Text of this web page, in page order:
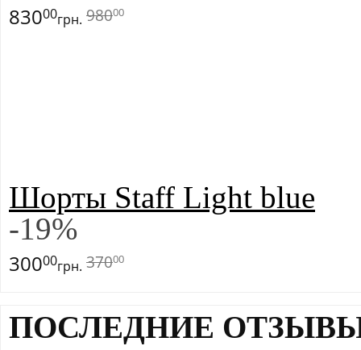
98000
83000грн.
Шорты Staff Light blue
-19%
37000
30000грн.
ПОСЛЕДНИЕ